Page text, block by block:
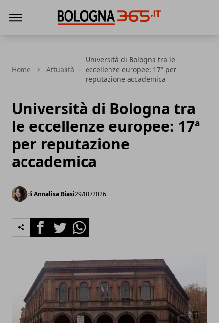
Home Attualità
Università di Bologna tra le
eccellenze europee: 17ª per
reputazione accademica
Università di Bologna tra
le eccellenze europee: 17ª
per reputazione
accademica
di Annalisa Biasi29/01/2026
FacebookTwitterWhatsapp